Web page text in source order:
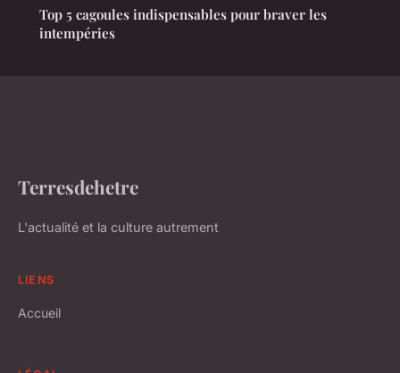
Top 5 cagoules indispensables pour braver les
intempéries
Terresdehetre
L'actualité et la culture autrement
LIENS
Accueil